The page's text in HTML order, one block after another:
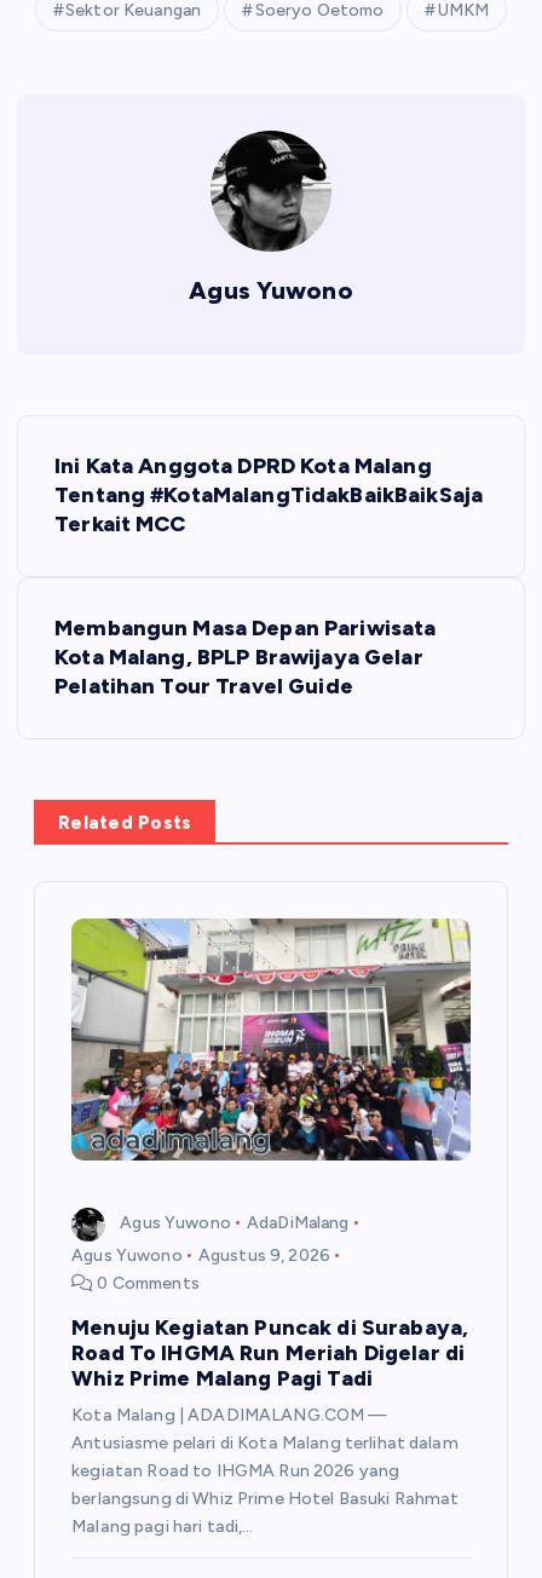
Sektor Keuangan Soeryo Oetomo UMKM
Agus Yuwono
s
Ini Kata Anggota DPRD Kota Malang
Tentang #KotaMalangTidakBaikBaikSaja
Terkait MCC
Membangun Masa Depan Pariwisata
Kota Malang, BPLP Brawijaya Gelar
Pelatihan Tour Travel Guide
Related Posts
Agus Yuwono
AdaDiMalang
Agus Yuwono
Agustus 9, 2026
0 Comments
​Menuju Kegiatan Puncak di Surabaya,
Road To IHGMA Run Meriah Digelar di
Whiz Prime Malang Pagi Tadi
Kota Malang | ADADIMALANG.COM —
Antusiasme pelari di Kota Malang terlihat dalam
kegiatan Road to IHGMA Run 2026 yang
berlangsung di Whiz Prime Hotel Basuki Rahmat
Malang pagi hari tadi,…